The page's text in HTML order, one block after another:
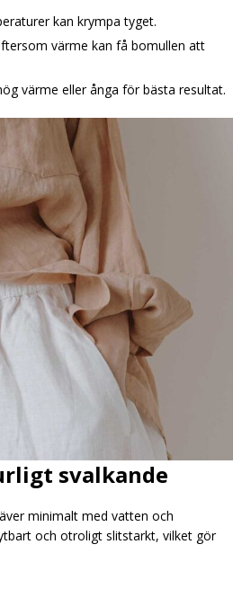
kan krympa tyget.
värme kan få bomullen att
värme eller ånga för bästa resultat.
svalkande
minimalt med vatten och
och otroligt slitstarkt, vilket gör